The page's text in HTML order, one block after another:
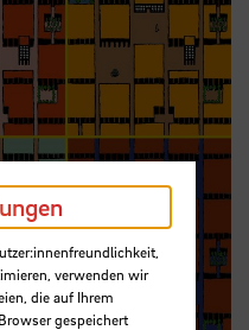
verwenden wir
die auf Ihrem
gespeichert